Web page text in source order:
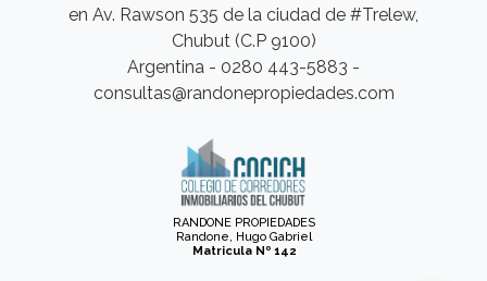
en Av. Rawson 535 de la ciudad de #Trelew,
Chubut (C.P 9100)
Argentina - 0280 443-5883 -
consultas@randonepropiedades.com
RANDONE PROPIEDADES
Randone, Hugo Gabriel
Matricula Nº 142